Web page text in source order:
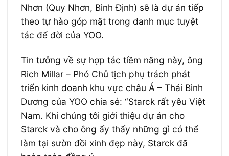
Nhơn (Quy Nhơn, Bình Định) sẽ là dự án tiếp
theo tự hào góp mặt trong danh mục tuyệt
tác để đời của YOO.
Tin tưởng về sự hợp tác tiềm năng này, ông
Rich Millar – Phó Chủ tịch phụ trách phát
triển kinh doanh khu vực châu Á – Thái Bình
Dương của YOO chia sẻ: “Starck rất yêu Việt
Nam. Khi chúng tôi giới thiệu dự án cho
Starck và cho ông ấy thấy những gì có thể
làm tại sườn đồi xinh đẹp này, Starck đã